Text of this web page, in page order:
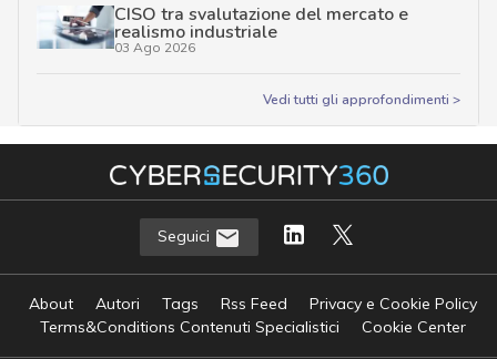
CISO tra svalutazione del mercato e
realismo industriale
03 Ago 2026
Vedi tutti gli approfondimenti >
Seguici
About Autori Tags Rss Feed
Privacy e Cookie Policy
Terms&Conditions Contenuti Specialistici
Cookie Center